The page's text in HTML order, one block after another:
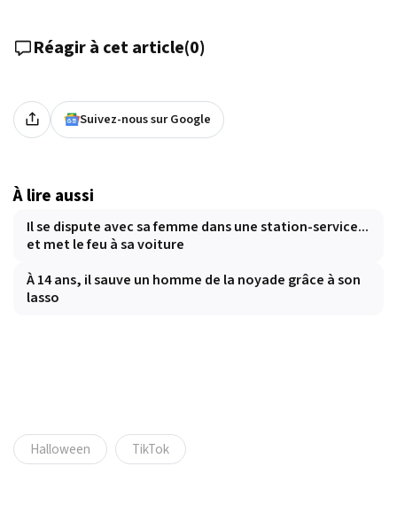
Réagir à cet article(0)
Suivez-nous sur Google
À lire aussi
Il se dispute avec sa femme dans une station-service...
et met le feu à sa voiture
À 14 ans, il sauve un homme de la noyade grâce à son
lasso
Halloween TikTok